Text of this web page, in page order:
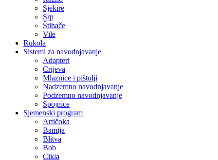
Sjekire
Srp
Štihače
Vile
Rukola
Sistemi za navodnjavanje
Adapteri
Crijeva
Mlaznice i pištolji
Nadzemno navodnjavanje
Podzemno navodnjavanje
Spojnice
Sjemenski program
Artičoka
Bamija
Blitva
Bob
Cikla